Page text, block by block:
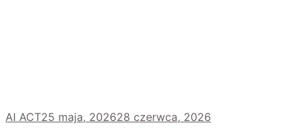
AI ACT25 maja, 202628 czerwca, 2026